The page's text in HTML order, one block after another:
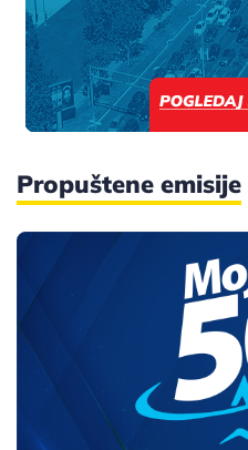
Propuštene emisije